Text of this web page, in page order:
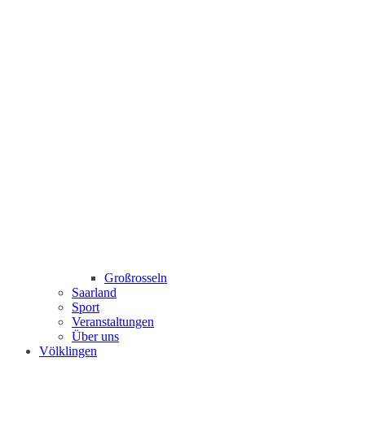
Großrosseln
Saarland
Sport
Veranstaltungen
Über uns
Völklingen